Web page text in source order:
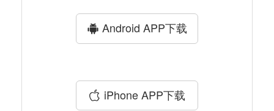
Android APP下载
iPhone APP下载